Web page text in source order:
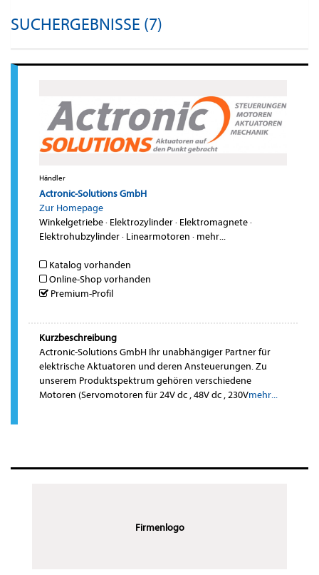
SUCHERGEBNISSE (7)
Händler
Actronic-Solutions GmbH
Zur Homepage
Winkelgetriebe· Elektrozylinder· Elektromagnete·
Elektrohubzylinder· Linearmotoren · mehr...
Katalog vorhanden
Online-Shop vorhanden
Premium-Profil
Kurzbeschreibung
Actronic-Solutions GmbH Ihr unabhängiger Partner für
elektrische Aktuatoren und deren Ansteuerungen. Zu
unserem Produktspektrum gehören verschiedene
Motoren (Servomotoren für 24V dc , 48V dc , 230Vmehr...
Firmenlogo